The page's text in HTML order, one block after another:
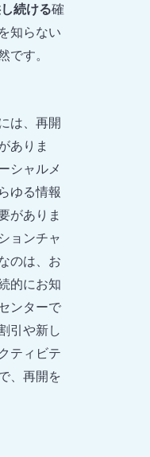
続ける確
知らない
です。
は、再開
ありま
シャルメ
ゆる情報
がありま
ョンチャ
のは、お
的にお知
ンターで
引や新し
ティビテ
、再開を